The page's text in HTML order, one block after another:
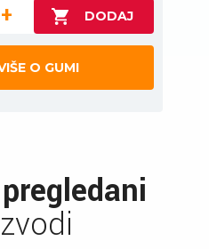
+
O GUMI